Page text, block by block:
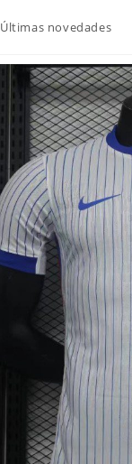
Últimas novedades